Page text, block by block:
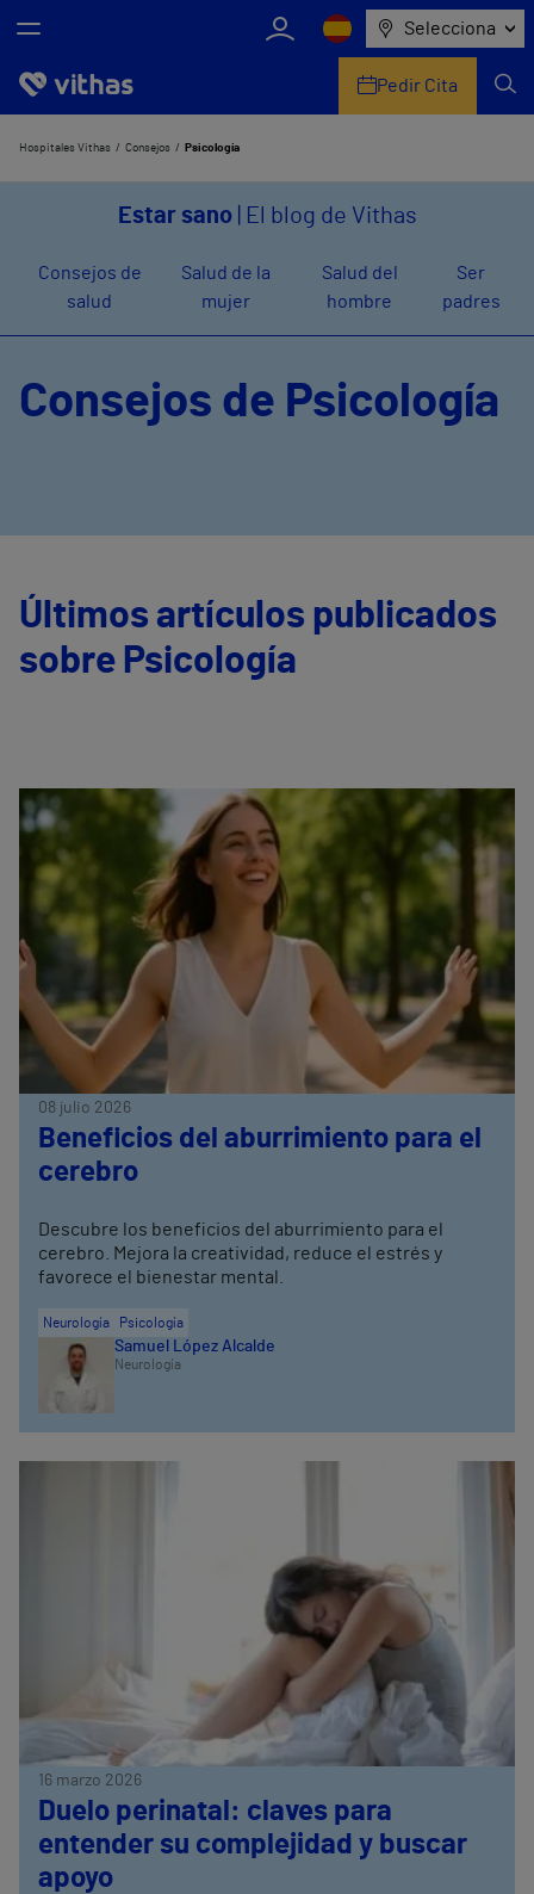
Selecciona
Nosotros
Pedir Cita
Hospitales Vithas Consejos Psicología
Estar sano| El blog de Vithas
Consejos de
salud
Salud de la
mujer
Salud del
hombre
Ser
padres
Consejos de Psicología
Últimos artículos publicados
sobre Psicología
08 julio 2026
Beneficios del aburrimiento para el
cerebro
Descubre los beneficios del aburrimiento para el
cerebro. Mejora la creatividad, reduce el estrés y
favorece el bienestar mental.
Neurología Psicología
Samuel López Alcalde
Neurología
16 marzo 2026
Duelo perinatal: claves para
entender su complejidad y buscar
apoyo